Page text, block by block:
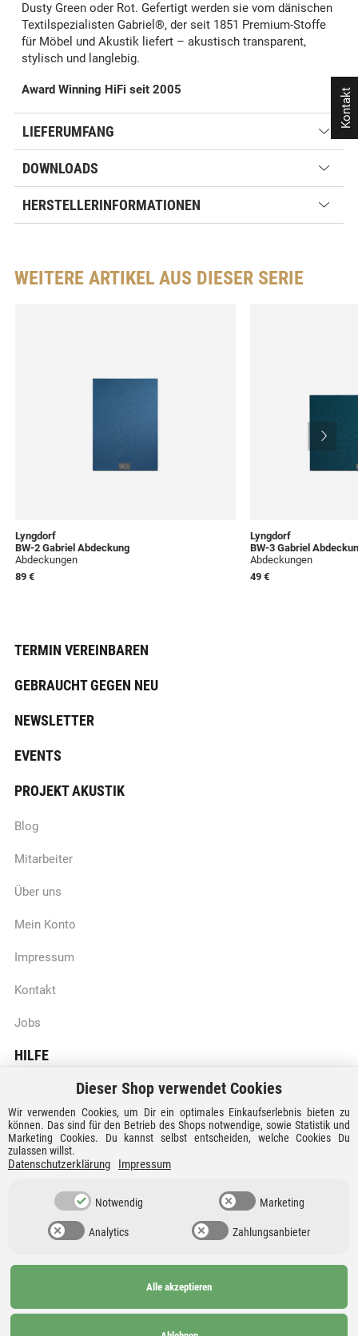
Dusty Green oder Rot. Gefertigt werden sie vom dänischen
Textilspezialisten Gabriel®, der seit 1851 Premium-Stoffe
für Möbel und Akustik liefert – akustisch transparent,
stylisch und langlebig.
Award Winning HiFi seit 2005
LIEFERUMFANG
DOWNLOADS
HERSTELLERINFORMATIONEN
WEITERE ARTIKEL AUS DIESER SERIE
Lyngdorf
BW-2 Gabriel Abdeckung
Abdeckungen
89 €
Lyngdorf
BW-3 Gabriel
Abdeckungen
49 €
TERMIN VEREINBAREN
GEBRAUCHT GEGEN NEU
NEWSLETTER
EVENTS
PROJEKT AKUSTIK
Blog
Mitarbeiter
Über uns
Mein Konto
Impressum
Kontakt
Jobs
HILFE
Batteriegesetzhinweise
Vertrag widerrufen
Versandkosten und Lieferzeiten
Zahlungsarten
Widerrufsrecht
Datenschutz
versandkostenfrei nach
Kontakt
Dieser Shop verwendet Cookies
Wir verwenden Cookies, um Dir ein optimales Einkaufserlebnis bieten zu
können. Das sind für den Betrieb des Shops notwendige, sowie Statistik und
Marketing Cookies. Du kannst selbst entscheiden, welche Cookies Du
zulassen willst.
Datenschutzerklärung Impressum
Notwendig Marketing
Analytics Zahlungsanbieter
Alle akzeptieren